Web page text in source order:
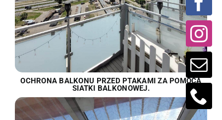
OCHRONA BALKONU PRZED PTAKAMI ZA POMOCĄ
SIATKI BALKONOWEJ.